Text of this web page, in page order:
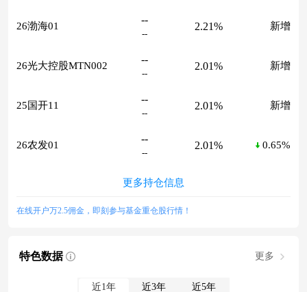
26渤海01
--
--
2.21% 新增
26光大控股MTN002
--
--
2.01% 新增
25国开11
--
--
2.01% 新增
26农发01
--
--
2.01% 0.65%
更多持仓信息
在线开户万2.5佣金，即刻参与基金重仓股行情！
特色数据 更多
近1年 近3年 近5年